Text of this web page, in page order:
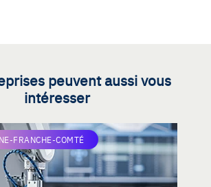
peuvent aussi vous
intéresser
FRANCHE-COMTÉ